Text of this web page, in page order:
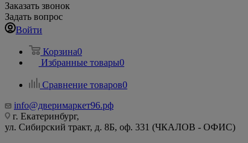
Заказать звонок
Задать вопрос
Войти
Корзина0
Избранные товары0
Сравнение товаров0
info@дверимаркет96.рф
г. Екатеринбург,
ул. Сибирский тракт, д. 8Б, оф. 331 (ЧКАЛОВ - ОФИС)